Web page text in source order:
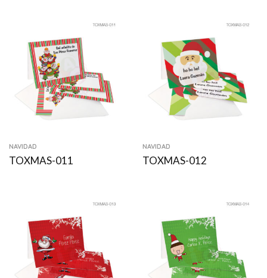
NAVIDAD
TOXMAS-011
NAVIDAD
TOXMAS-012